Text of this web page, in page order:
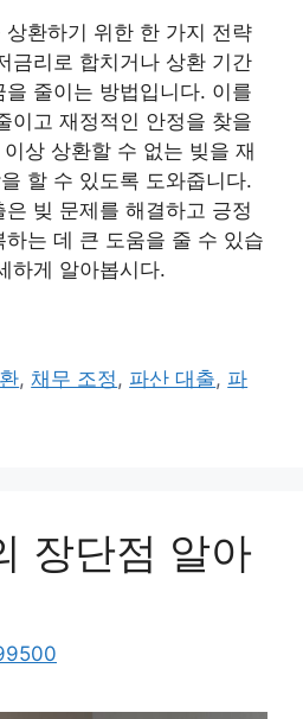
환하기 위한 한 가지 전략
금리로 합치거나 상환 기간
줄이는 방법입니다. 이를
이고 재정적인 안정을 찾을
상 상환할 수 없는 빚을 재
할 수 있도록 도와줍니다.
빚 문제를 해결하고 긍정
는 데 큰 도움을 줄 수 있습
하게 알아봅시다.
, 채무 조정 , 파산 대출, 파
장단점 알아